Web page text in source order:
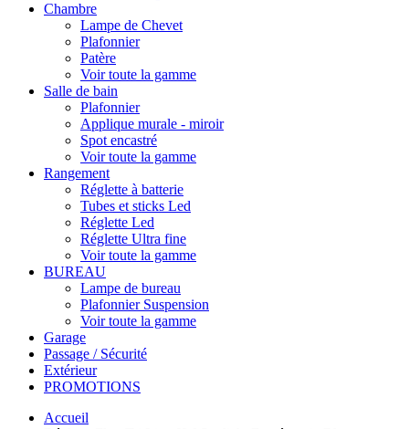
Chambre
Lampe de Chevet
Plafonnier
Patère
Voir toute la gamme
Salle de bain
Plafonnier
Applique murale - miroir
Spot encastré
Voir toute la gamme
Rangement
Réglette à batterie
Tubes et sticks Led
Réglette Led
Réglette Ultra fine
Voir toute la gamme
BUREAU
Lampe de bureau
Plafonnier Suspension
Voir toute la gamme
Garage
Passage / Sécurité
Extérieur
PROMOTIONS
Accueil